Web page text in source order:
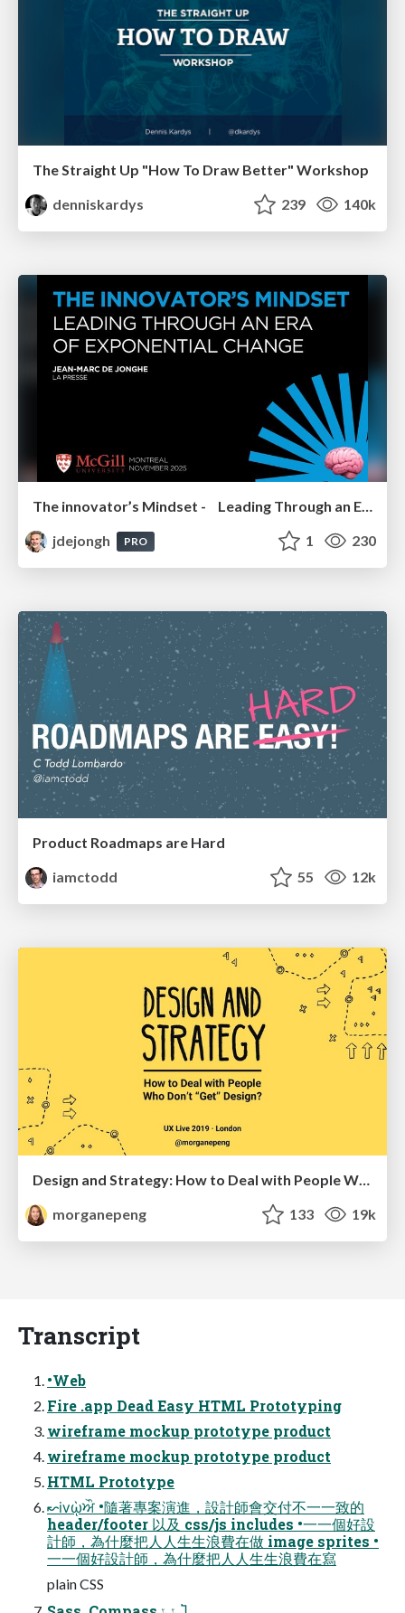
The Straight Up "How To Draw Better" Workshop
denniskardys
239 140k
The innovator’s Mindset - Leading Through an Era of Exponential Change - McGill University 2025
jdejongh
PRO 1 230
Product Roadmaps are Hard
iamctodd
55 12k
morganepeng
133 19k
Transcript
•Web
Fire .app Dead Easy HTML Prototyping
wireframe mockup prototype product
wireframe mockup prototype product
HTML Prototype
↜ⅳῲਔ •隨著專案演進，設計師會交付不⼀一致的
header/footer 以及 css/js includes •⼀一個好設
計師，為什麼把⼈人⽣生浪費在做 image sprites •
⼀一個好設計師，為什麼把⼈人⽣生浪費在寫
plain CSS